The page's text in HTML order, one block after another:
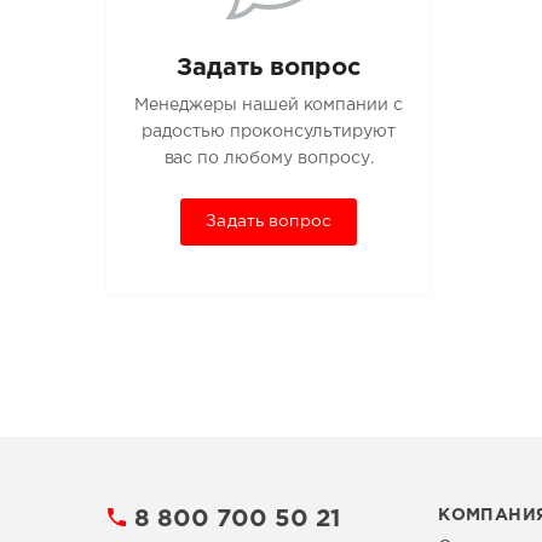
Задать вопрос
Менеджеры нашей компании с
радостью проконсультируют
вас по любому вопросу.
Задать вопрос
8 800 700 50 21